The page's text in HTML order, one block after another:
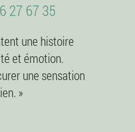
27 67 35
une histoire
et émotion.
une sensation
»